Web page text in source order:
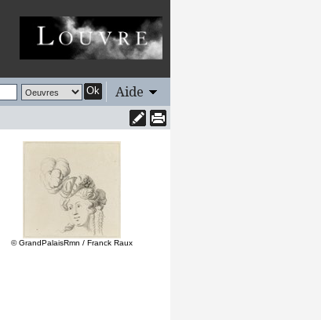
Ok Aide
© GrandPalaisRmn / Franck Raux